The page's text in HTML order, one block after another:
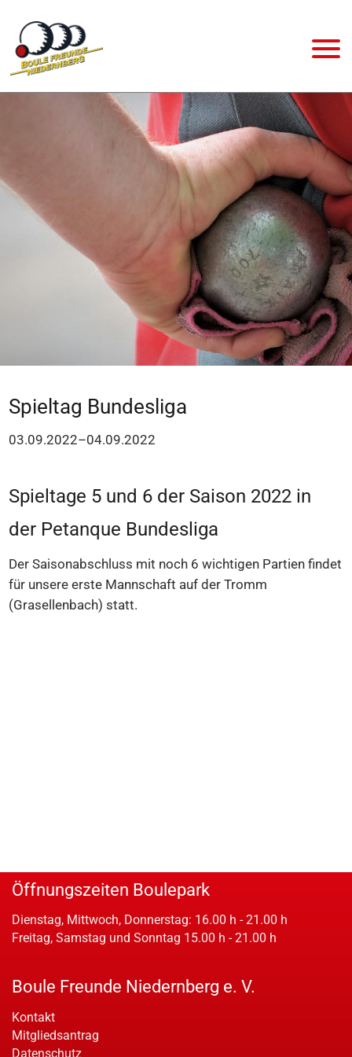
Spieltag Bundesliga
03.09.2022–04.09.2022
Spieltage 5 und 6 der Saison 2022 in
der Petanque Bundesliga
Der Saisonabschluss mit noch 6 wichtigen Partien findet
für unsere erste Mannschaft auf der Tromm
(Grasellenbach) statt.
Öffnungszeiten Boulepark
Dienstag, Mittwoch, Donnerstag: 16.00 h - 21.00 h
Freitag, Samstag und Sonntag 15.00 h - 21.00 h
Boule Freunde Niedernberg e. V.
Kontakt
Mitgliedsantrag
Datenschutz